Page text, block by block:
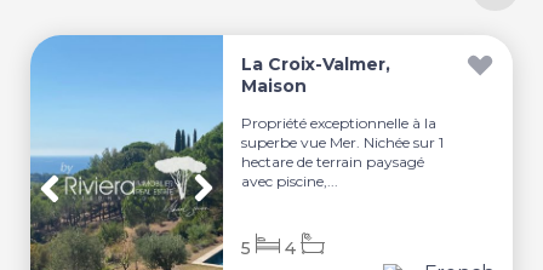
La Croix-Valmer,
Maison
Propriété exceptionnelle à la
superbe vue Mer. Nichée sur 1
hectare de terrain paysagé
avec piscine,...
5 4